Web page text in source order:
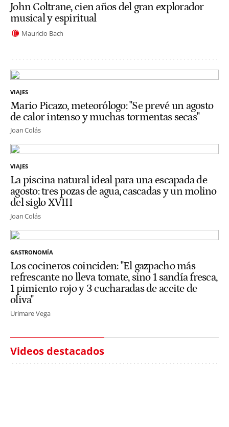
John Coltrane, cien años del gran explorador
musical y espiritual
Mauricio Bach
VIAJES
Mario Picazo, meteorólogo: "Se prevé un agosto
de calor intenso y muchas tormentas secas"
Joan Colás
VIAJES
La piscina natural ideal para una escapada de
agosto: tres pozas de agua, cascadas y un molino
del siglo XVIII
Joan Colás
GASTRONOMÍA
Los cocineros coinciden: "El gazpacho más
refrescante no lleva tomate, sino 1 sandía fresca,
1 pimiento rojo y 3 cucharadas de aceite de
oliva"
Urimare Vega
Videos destacados